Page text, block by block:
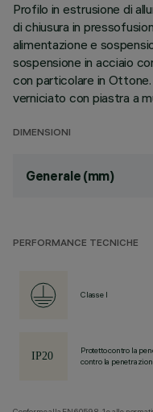
Profilo in estrusione di
di chiusura in
alimentazione e
sospensione in acciaio
con particolare in
verniciato con piastra a
DIMENSIONI
Generale (mm)
PERFORMANCE TECNICHE
Classe I
Protetto contro la
contro la